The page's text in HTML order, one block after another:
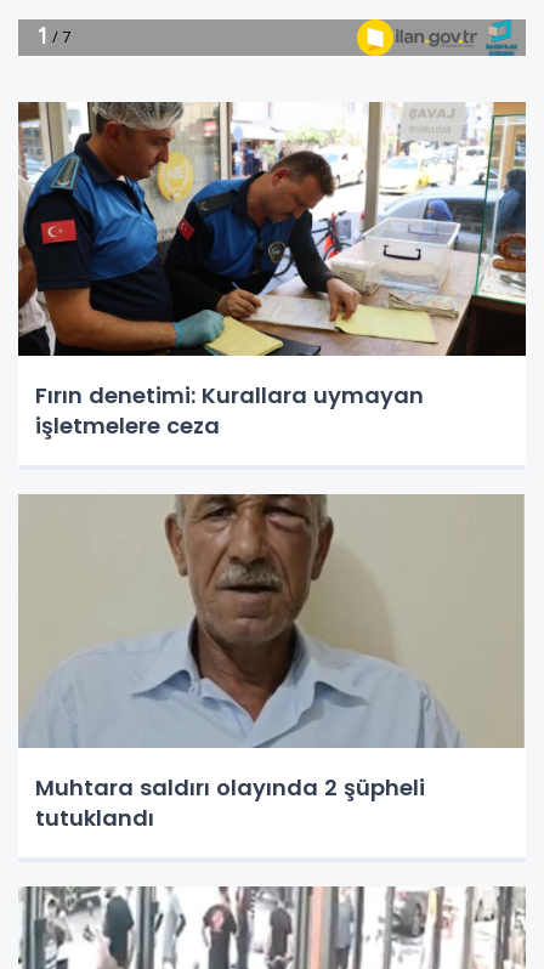
Fırın denetimi: Kurallara uymayan
işletmelere ceza
Muhtara saldırı olayında 2 şüpheli
tutuklandı